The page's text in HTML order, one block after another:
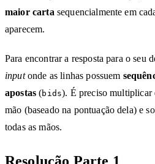
maior carta sequencialmente em
aparecem.
Para encontrar a resposta para o seu
inputonde as linhas possuem
apostas (bids). É preciso multiplicar
mão (baseado na pontuação dela) e
todas as mãos.